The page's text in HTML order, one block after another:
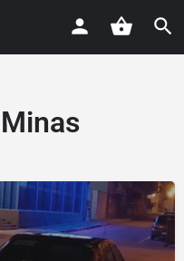
Minas